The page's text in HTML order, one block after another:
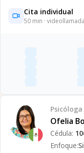
Cita individual
50 min · videollamada
Psicóloga
Ofelia
Cédula:
Enfoque: